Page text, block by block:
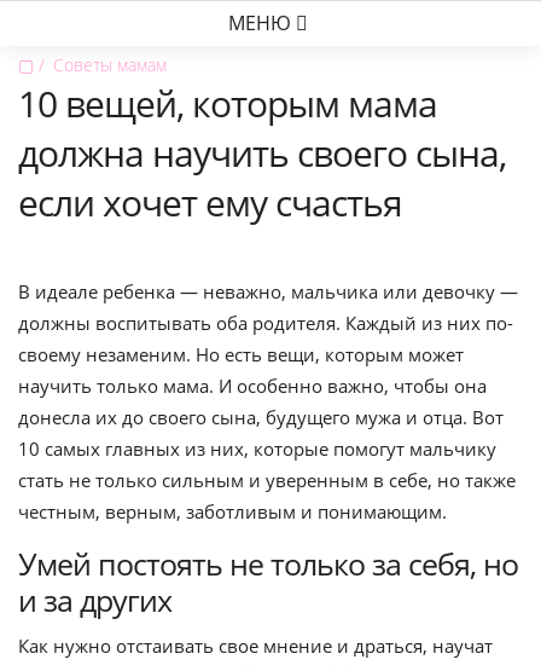
МЕНЮ
▢ Советы мамам
10 вещей, которым мама
должна научить своего сына,
если хочет ему счастья
В идеале ребенка — неважно, мальчика или девочку —
должны воспитывать оба родителя. Каждый из них по-
своему незаменим. Но есть вещи, которым может
научить только мама. И особенно важно, чтобы она
донесла их до своего сына, будущего мужа и отца. Вот
10 самых главных из них, которые помогут мальчику
стать не только сильным и уверенным в себе, но также
честным, верным, заботливым и понимающим.
Умей постоять не только за себя, но
и за других
Как нужно отстаивать свое мнение и драться, научат